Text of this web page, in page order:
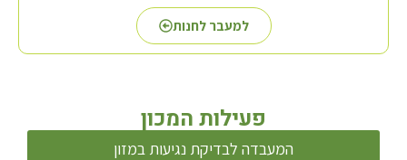
למעבר לחנות
פעילות המכון
המעבדה לבדיקת נגיעות במזון